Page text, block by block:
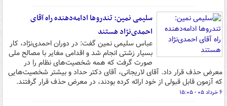
سلیمی نمین: تندروها ادامه‌دهنده راه آقای
احمدی‌نژاد هستند
عباس سلیمی نمین گفت: در دوران احمدی‌نژاد، کار
بسیار زشتی انجام شد و اقدامی مغایر با مصالح ملی
صورت گرفت که همه شخصیت‌های نظام را در
معرض حذف قرار داد. آقای لاریجانی، آقای دکتر حداد و بیشتر شخصیت‌هایی
که آزمون قابل قبولی از خود ارائه کرده بودند، در معرض حذف قرار گرفتند.
۶ خرداد ۰۵ - ۱۵:۰۵